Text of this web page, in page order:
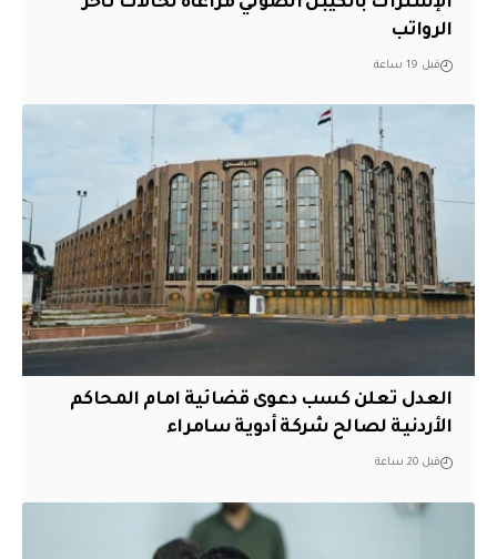
الرواتب
قبل 19 ساعة
العدل تعلن كسب دعوى قضائية امام المحاكم
الأردنية لصالح شركة أدوية سامراء
قبل 20 ساعة